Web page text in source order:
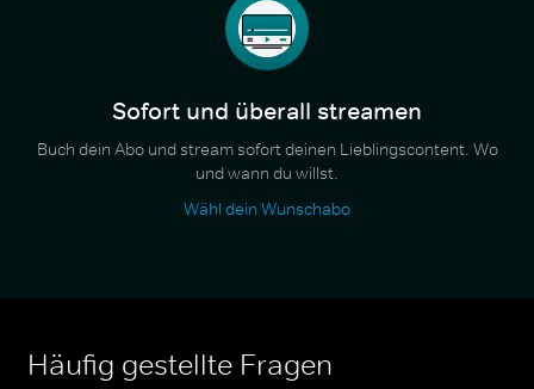
Sofort und überall streamen
Buch dein Abo und stream sofort deinen Lieblingscontent. Wo
und wann du willst.
Wähl dein Wunschabo
Häufig gestellte Fragen